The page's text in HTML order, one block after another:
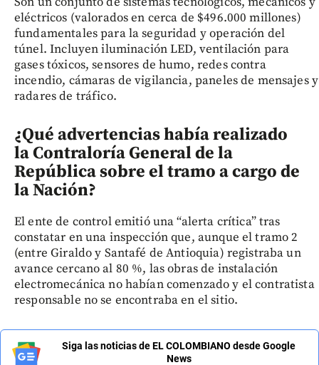
eléctricos (valorados en cerca de $496.000 millones)
fundamentales para la seguridad y operación del
túnel. Incluyen iluminación LED, ventilación para
gases tóxicos, sensores de humo, redes contra
incendio, cámaras de vigilancia, paneles de mensajes y
radares de tráfico.
¿Qué advertencias había realizado
la Contraloría General de la
República sobre el tramo a cargo de
la Nación?
El ente de control emitió una “alerta crítica” tras
constatar en una inspección que, aunque el tramo 2
(entre Giraldo y Santafé de Antioquia) registraba un
avance cercano al 80 %, las obras de instalación
electromecánica no habían comenzado y el contratista
responsable no se encontraba en el sitio.
Siga las noticias de EL COLOMBIANO desde Google
News